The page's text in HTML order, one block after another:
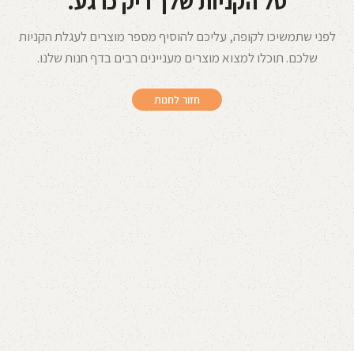
לפני שתמשיכו לקופה, עליכם להוסיף מספר מוצרים לעגלת הקניות
שלכם.תוכלו למצוא מוצרים מעניינים רבים בדף חנות שלנו.
חזור לחנות